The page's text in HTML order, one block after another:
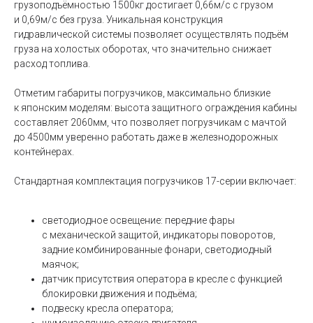
грузоподъёмностью 1500кг достигает 0,66м/с с грузом
и 0,69м/с без груза. Уникальная конструкция
гидравлической системы позволяет осуществлять подъём
груза на холостых оборотах, что значительно снижает
расход топлива.
Отметим габариты погрузчиков, максимально близкие
к японским моделям: высота защитного ограждения кабины
составляет 2060мм, что позволяет погрузчикам с мачтой
до 4500мм уверенно работать даже в железнодорожных
контейнерах.
Стандартная комплектация погрузчиков 17-серии включает:
светодиодное освещение: передние фары
с механической защитой, индикаторы поворотов,
задние комбинированные фонари, светодиодный
маячок;
датчик присутствия оператора в кресле с функцией
блокировки движения и подъёма;
подвеску кресла оператора;